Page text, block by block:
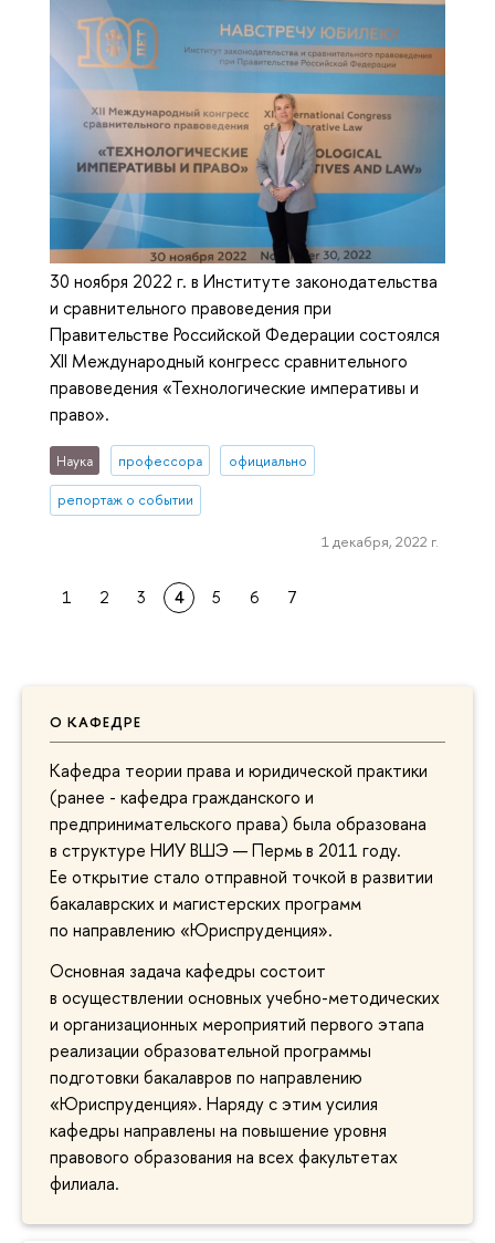
О КАФЕДРЕ
Кафедра теории права и юридической практики
(ранее - кафедра гражданского и
предпринимательского права) была образована
в структуре НИУ ВШЭ — Пермь в 2011 году.
Ее открытие стало отправной точкой в развитии
бакалаврских и магистерских программ
по направлению «Юриспруденция».
Основная задача кафедры состоит
в осуществлении основных учебно-методических
и организационных мероприятий первого этапа
реализации образовательной программы
подготовки бакалавров по направлению
«Юриспруденция». Наряду с этим усилия
кафедры направлены на повышение уровня
правового образования на всех факультетах
филиала.
30 ноября 2022 г. в Институте законодательства
и сравнительного правоведения при
Правительстве Российской Федерации состоялся
XII Международный конгресс сравнительного
правоведения «Технологические императивы и
право».
Наука профессора официально
репортаж о событии
1 декабря, 2022 г.
1 2 3 4 5 6 7